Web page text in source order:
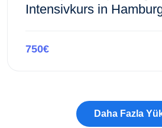
Intensivkurs in
750€